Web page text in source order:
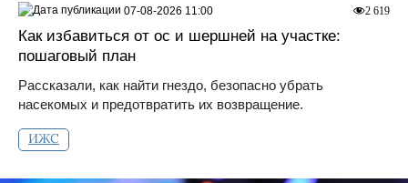
Как избавиться от ос и шершней на участке:
пошаговый план
Рассказали, как найти гнездо, безопасно убрать
насекомых и предотвратить их возвращение.
ИЖС
2 619
07-08-2026 11:00